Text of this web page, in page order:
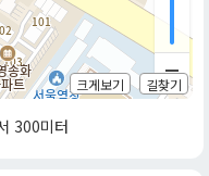
크게보기 길찾기
300미터